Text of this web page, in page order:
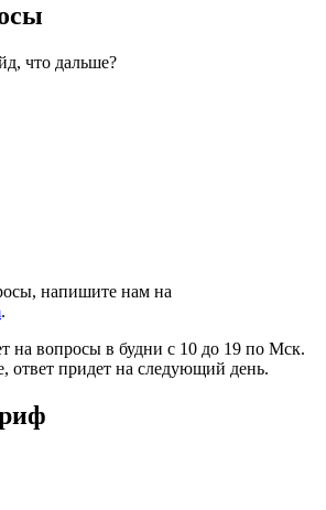
что дальше?
напишите нам на
.
на вопросы в будни с 10 до 19 по Мск.
ответ придет на следующий день.